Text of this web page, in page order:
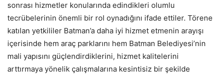
sonrası hizmetler konularında edindikleri olumlu
tecrübelerinin önemli bir rol oynadığını ifade ettiler. Törene
katılan yetkililer Batman’a daha iyi hizmet etmenin arayışı
içerisinde hem araç parklarını hem Batman Belediyesi’nin
mali yapısını güçlendirdiklerini, hizmet kalitelerini
arttırmaya yönelik çalışmalarına kesintisiz bir şekilde